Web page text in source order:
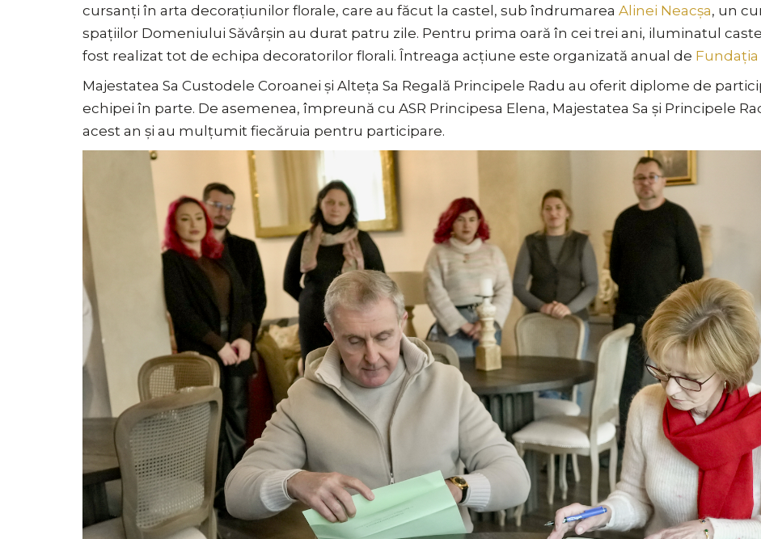
cursanți în arta decorațiunilor florale, care au făcut la castel, sub îndrumarea Alinei Neacșa, un
spațiilor Domeniului Săvârșin au durat patru zile. Pentru prima oară în cei trei ani, iluminatul
fost realizat tot de echipa decoratorilor florali. Întreaga acțiune este organizată anual de Fundația
Majestatea Sa Custodele Coroanei și Alteța Sa Regală Principele Radu au oferit diplome de
echipei în parte. De asemenea, împreună cu ASR Principesa Elena, Majestatea Sa și Principele
acest an și au mulțumit fiecăruia pentru participare.